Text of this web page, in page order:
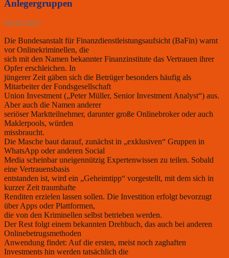
Anlegergruppen
30.09.2025
Die Bundesanstalt für Finanzdienstleistungsaufsicht (BaFin) warnt
vor Onlinekriminellen, die
sich mit den Namen bekannter Finanzinstitute das Vertrauen ihrer
Opfer erschleichen. In
jüngerer Zeit gäben sich die Betrüger besonders häufig als
Mitarbeiter der Fondsgesellschaft
Union Investment („Peter Müller, Senior Investment Analyst“) aus.
Aber auch die Namen anderer
seriöser Marktteilnehmer, darunter große Onlinebroker oder auch
Maklerpools, würden
missbraucht.
Die Masche baut darauf, zunächst in „exklusiven“ Gruppen in
WhatsApp oder anderen Social
Media scheinbar uneigennützig Expertenwissen zu teilen. Sobald
eine Vertrauensbasis
entstanden ist, wird ein „Geheimtipp“ vorgestellt, mit dem sich in
kurzer Zeit traumhafte
Renditen erzielen lassen sollen. Die Investition erfolgt bevorzugt
über Apps oder Plattformen,
die von den Kriminellen selbst betrieben werden.
Der Rest folgt einem bekannten Drehbuch, das auch bei anderen
Onlinebetrugsmethoden
Anwendung findet: Auf die ersten, meist noch zaghaften
Investments hin werden tatsächlich die